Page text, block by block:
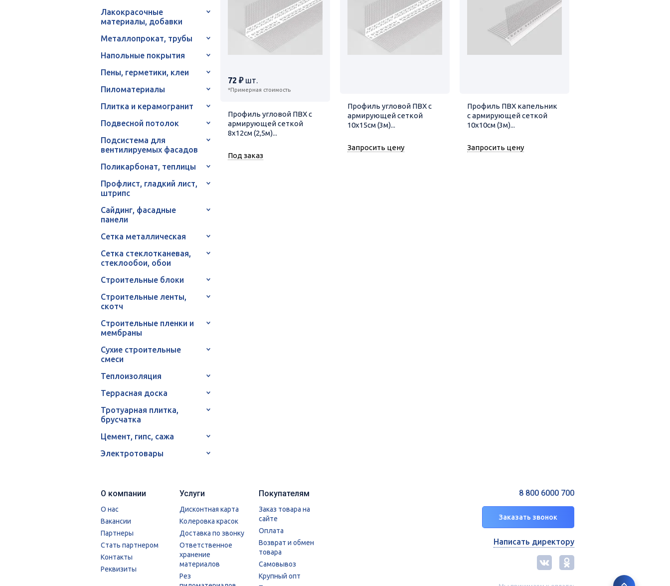
Лакокрасочные
материалы, добавки
Металлопрокат, трубы
Напольные покрытия
Пены, герметики, клеи
Пиломатериалы
Плитка и керамогранит
Подвесной потолок
Подсистема для
вентилируемых фасадов
Поликарбонат, теплицы
Профлист, гладкий лист,
штрипс
Сайдинг, фасадные
панели
Сетка металлическая
Сетка стеклотканевая,
стеклообои, обои
Строительные блоки
Строительные ленты,
скотч
Строительные пленки и
мембраны
Сухие строительные
смеси
Теплоизоляция
Террасная доска
Тротуарная плитка,
брусчатка
Цемент, гипс, сажа
Электротовары
72 ₽шт.
*Примерная стоимость
Профиль угловой ПВХ с
армирующей сеткой
8х12см (2,5м)...
Под заказ
Профиль угловой ПВХ с
армирующей сеткой
10х15см (3м)...
Запросить цену
Профиль ПВХ капельник
с армирующей сеткой
10х10см (3м)...
Запросить цену
О компании
О нас
Вакансии
Партнеры
Стать партнером
Контакты
Реквизиты
Услуги
Дисконтная карта
Колеровка красок
Доставка по звонку
Ответственное
хранение
материалов
Рез
Покупателям
Заказ товара на
сайте
Оплата
Возврат и обмен
товара
Самовывоз
Крупный опт
8 800 6000 700
Заказать звонок
Написать директору